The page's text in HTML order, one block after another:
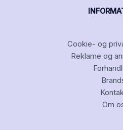
Cookie- og
Reklame og
Om